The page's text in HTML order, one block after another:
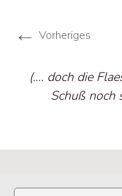
← Vorheriges
(…. doch die
Schuß noch